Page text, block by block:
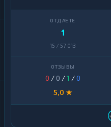
1
15 / 57 013
0 / 0 /1 /0
5,0 ★